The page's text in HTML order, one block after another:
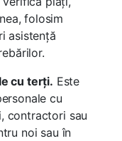
folosim
asistență
cu terți. Este
cu
contractori sau
noi sau în